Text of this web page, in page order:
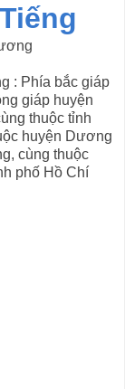
: Phía bắc giáp
giáp huyện
thuộc tỉnh
huyện Dương
cùng thuộc
phố Hồ Chí